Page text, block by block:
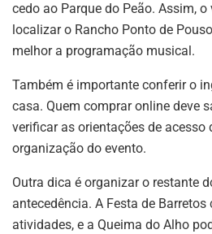
cedo ao Parque do Peão. Assim,
localizar o Rancho Ponto de
melhor a programação musical.
Também é importante conferir o
casa. Quem comprar online deve
verificar as orientações de acesso
organização do evento.
Outra dica é organizar o restante
antecedência. A Festa de
atividades, e a Queima do Alho